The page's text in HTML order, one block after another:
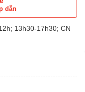
dẫn
13h30-17h30; CN